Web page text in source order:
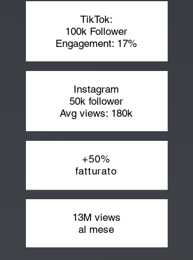
TikTok:
100k Follower
Engagement: 17%
Instagram
50k follower
Avg views: 180k
+50%
fatturato​​
13M views
al mese